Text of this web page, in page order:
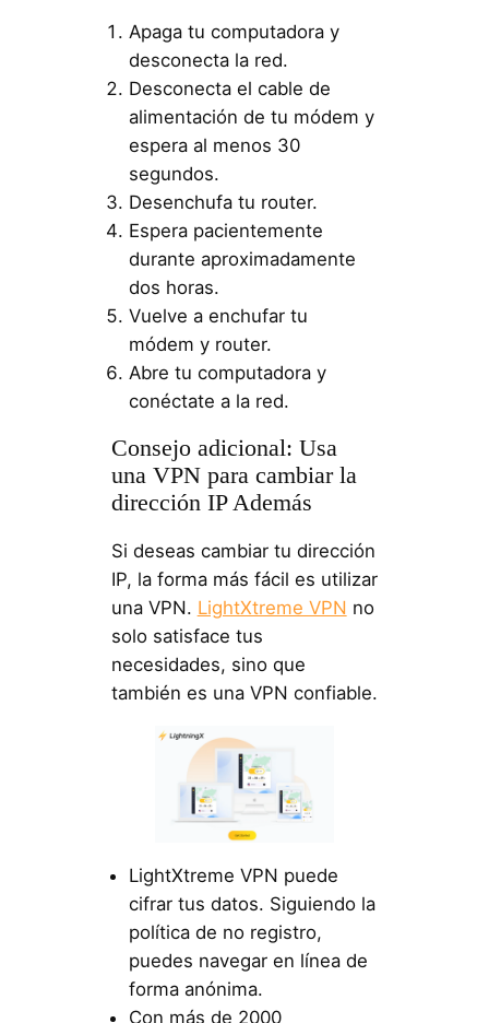
Apaga tu computadora y
desconecta la red.
Desconecta el cable de
alimentación de tu módem y
espera al menos 30
segundos.
Desenchufa tu router.
Espera pacientemente
durante aproximadamente
dos horas.
Vuelve a enchufar tu
módem y router.
Abre tu computadora y
conéctate a la red.
Consejo adicional: Usa
una VPN para cambiar la
dirección IP Además
Si deseas cambiar tu dirección
IP, la forma más fácil es utilizar
una VPN. LightXtreme VPN no
solo satisface tus
necesidades, sino que
también es una VPN confiable.
LightXtreme VPN puede
cifrar tus datos. Siguiendo la
política de no registro,
puedes navegar en línea de
forma anónima.
Con más de 2000